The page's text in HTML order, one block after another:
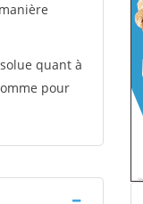
quant à
pour